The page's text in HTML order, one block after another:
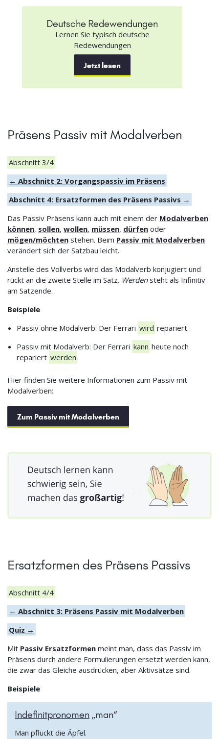
Deutsche Redewendungen
Lernen Sie typisch deutsche
Redewendungen
Jetzt lesen
Präsens Passiv mit Modalverben
Abschnitt 3/4
← Abschnitt 2: Vorgangspassiv im Präsens
Abschnitt 4: Ersatzformen des Präsens Passivs →
Das Passiv Präsens kann auch mit einem der Modalverben
können, sollen, wollen, müssen, dürfen oder
mögen/möchten stehen. Beim Passiv mit Modalverben
verändert sich der Satzbau leicht.
Anstelle des Vollverbs wird das Modalverb konjugiert und
rückt an die zweite Stelle im Satz. Werdensteht als Infinitiv
am Satzende.
Beispiele
Passiv ohne Modalverb: Der Ferrari wird repariert.
Passiv mit Modalverb: Der Ferrari kann heute noch
repariert werden .
Hier finden Sie weitere Informationen zum Passiv mit
Modalverben:
Zum Passiv mit Modalverben
Ersatzformen des Präsens Passivs
Abschnitt 4/4
← Abschnitt 3: Präsens Passiv mit Modalverben
Quiz →
Mit Passiv Ersatzformen meint man, dass das Passiv im
Präsens durch andere Formulierungen ersetzt werden kann,
die zwar das Gleiche ausdrücken, aber Aktivsätze sind.
Beispiele
Indefinitpronomen „man“
Man pflückt die Äpfel.